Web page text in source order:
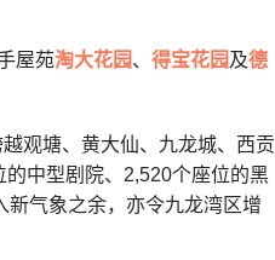
屋苑淘大花园、 得宝花园及德
观塘、黄大仙、九龙城、西贡
中型剧院、2,520个座位的黑
新气象之余，亦令九龙湾区增